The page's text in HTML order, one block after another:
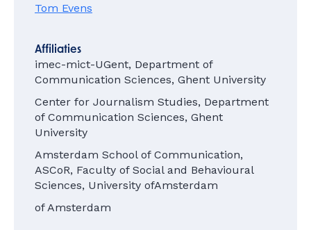
Tom Evens
Affiliaties
imec-mict-UGent, Department of
Communication Sciences, Ghent University
Center for Journalism Studies, Department
of Communication Sciences, Ghent
University
Amsterdam School of Communication,
ASCoR, Faculty of Social and Behavioural
Sciences, University ofAmsterdam
of Amsterdam